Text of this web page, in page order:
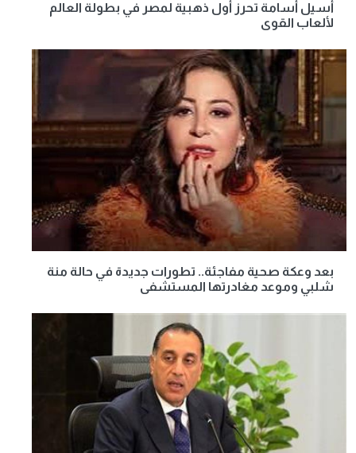
أسيل أسامة تحرز أول ذهبية لمصر في بطولة العالم
لألعاب القوى
بعد وعكة صحية مفاجئة.. تطورات جديدة في حالة منة
شلبي وموعد مغادرتها المستشفى